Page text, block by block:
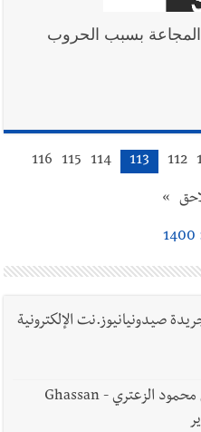
المجاعة بسبب الحروب
112
113
114
115
116
»
صيدونيانيوز.نت الإلكترونية
الصحافي السفير غسان محمود الزعتري - Ghassan